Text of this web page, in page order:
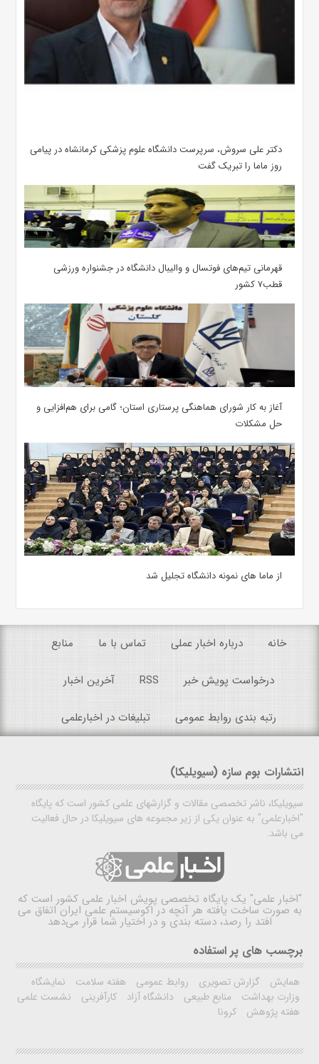
دکتر علی سروش، سرپرست دانشگاه علوم پزشکی کرمانشاه در پیامی
روز ماما را تبریک گفت
قهرمانی تیم‌های فوتسال و والیبال دانشگاه در جشنواره ورزشی
قطب۷ کشور
آغاز به کار شورای هماهنگی پرستاری استان؛ گامی برای هم‌افزایی و
حل مشکلات
از ماما های نمونه دانشگاه تجلیل شد
خانه درباره اخبار عملی تماس با ما منابع
درخواست پویش خبر RSS آخرین اخبار
رتبه بندی روابط عمومی تبلیغات در اخبارعلمی
انتشارات بوم سازه (سیویلیکا)
سیویلیکا، ناشر تخصصی مقالات و گزارشهای علمی کشور است که پایگاه
"اخبارعلمی" به عنوان یکی از زیر مجموعه های سیویلیکا در حال فعالیت
می باشد.
"اخبار علمی" یک پایگاه تخصصی پویش اخبار علمی کشور است که
به صورت ساخت یافته هر آنچه در اکوسیستم علمی ایران اتفاق می
افتد را رصد، دسته بندی و در اختیار شما قرار می‌دهد
برچسب های پر استفاده
همایش گزارش تصویری روابط عمومی هفته سلامت
نمایشگاه
وزارت بهداشت
منابع طبیعی دانشگاه آزاد کارآفرینی
نشست علمی
هفته پژوهش
کرونا